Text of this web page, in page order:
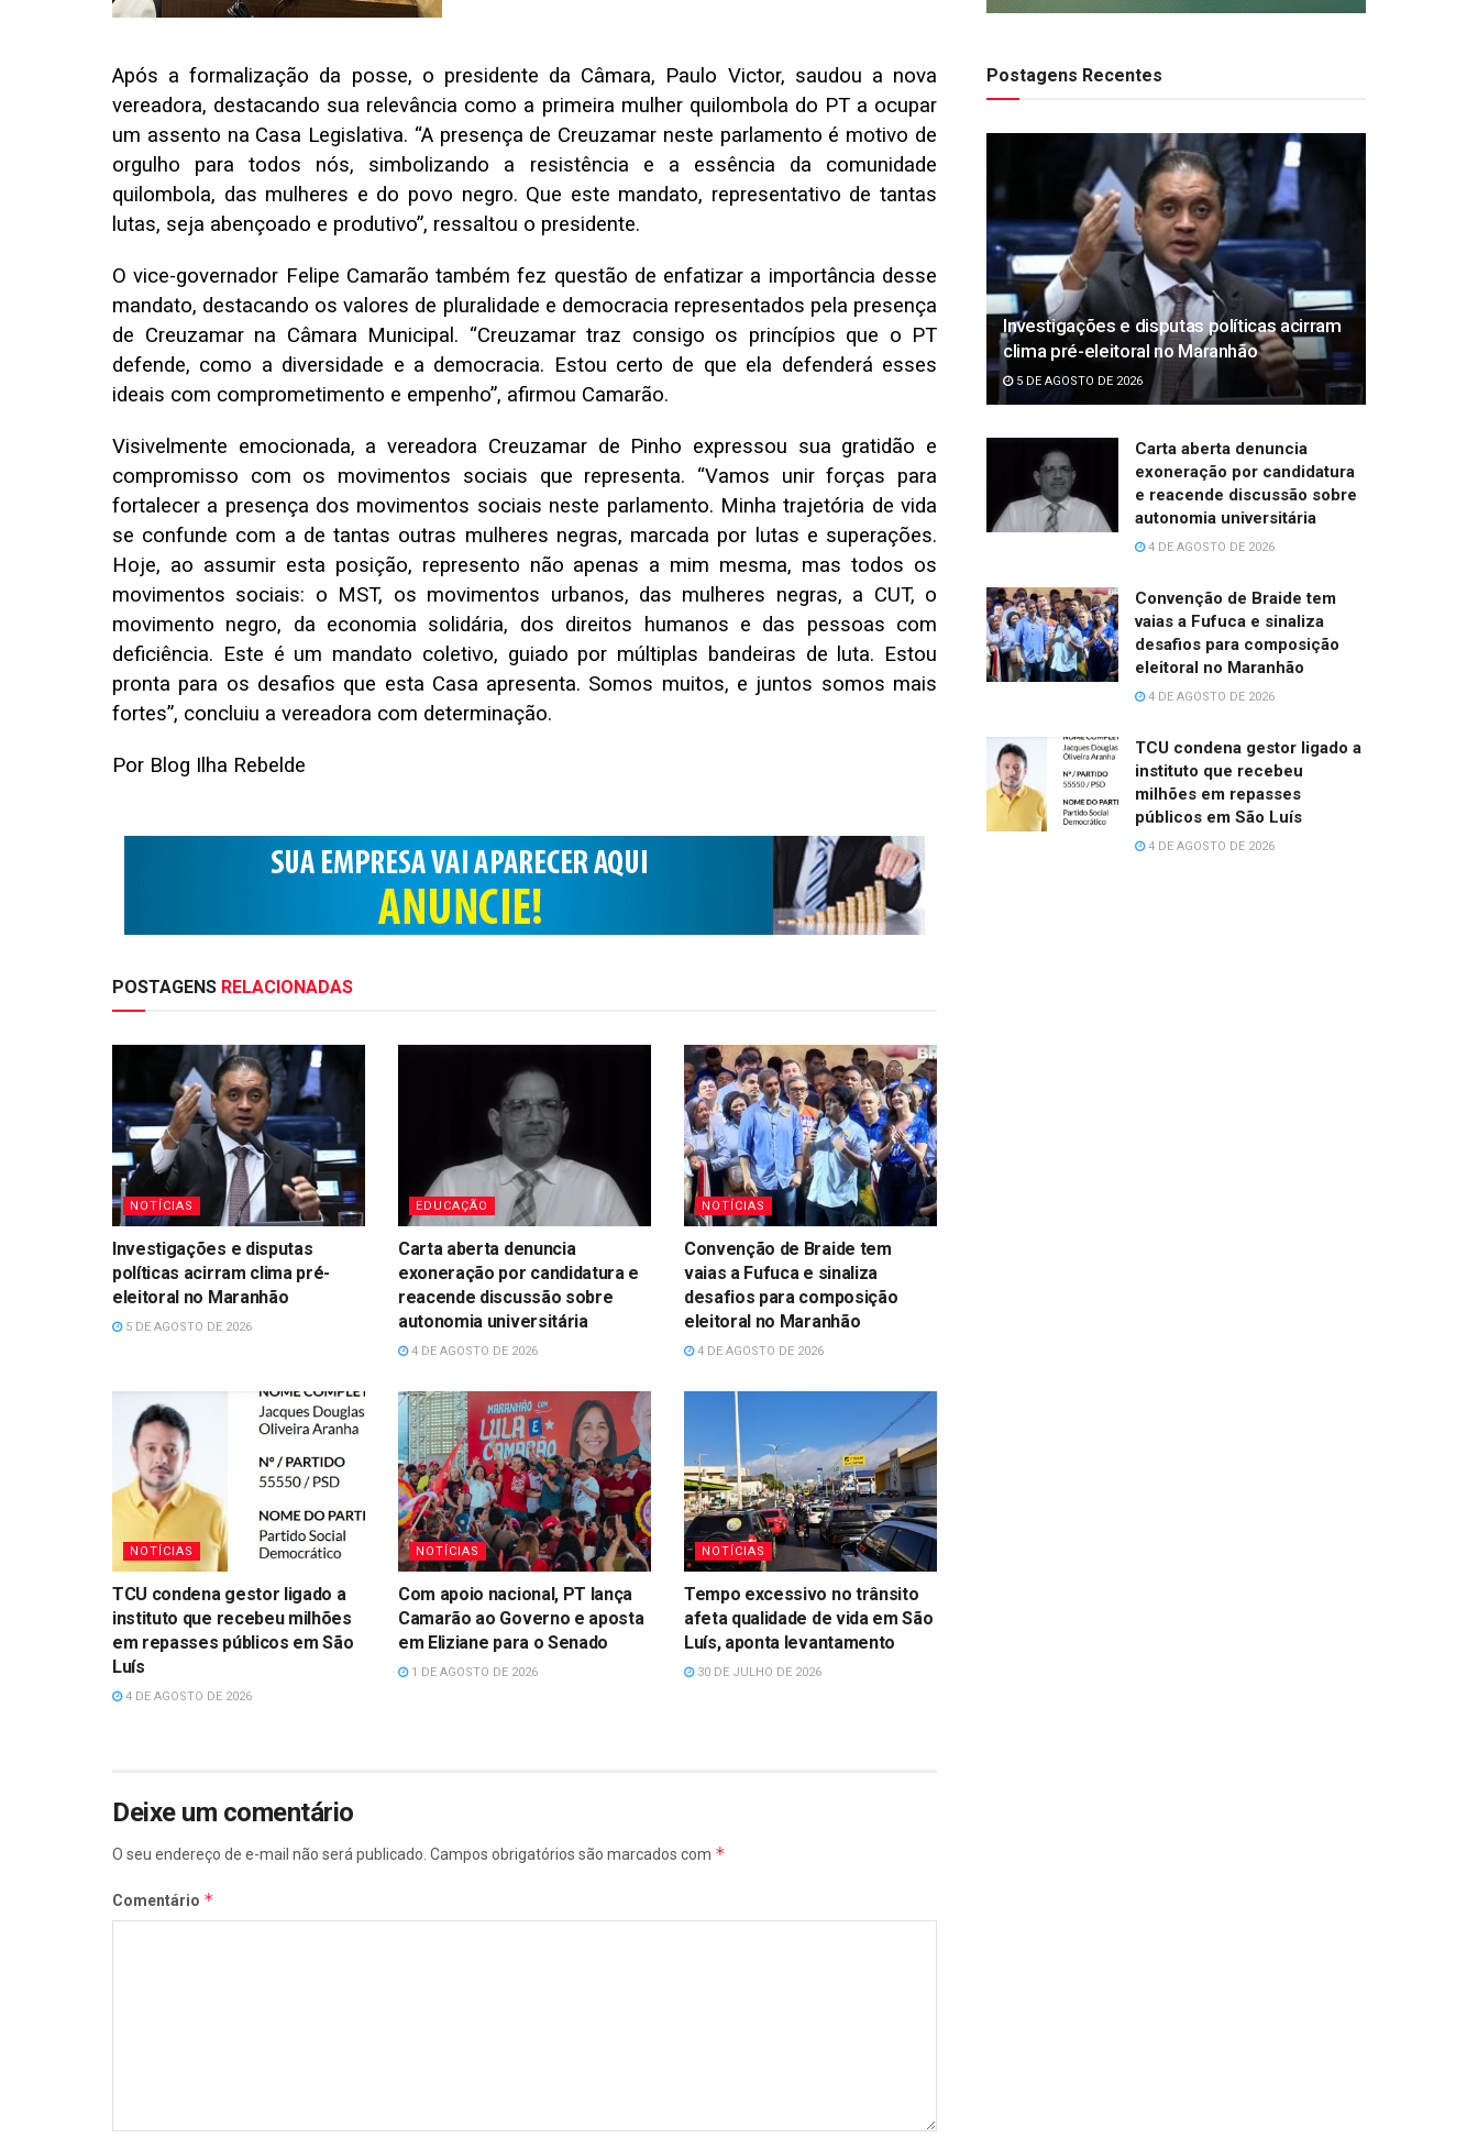
Após a formalização da posse, o presidente da Câmara, Paulo Victor, saudou a nova
vereadora, destacando sua relevância como a primeira mulher quilombola do PT a ocupar
um assento na Casa Legislativa. “A presença de Creuzamar neste parlamento é motivo de
orgulho para todos nós, simbolizando a resistência e a essência da comunidade
quilombola, das mulheres e do povo negro. Que este mandato, representativo de tantas
lutas, seja abençoado e produtivo”, ressaltou o presidente.
O vice-governador Felipe Camarão também fez questão de enfatizar a importância desse
mandato, destacando os valores de pluralidade e democracia representados pela presença
de Creuzamar na Câmara Municipal. “Creuzamar traz consigo os princípios que o PT
defende, como a diversidade e a democracia. Estou certo de que ela defenderá esses
ideais com comprometimento e empenho”, afirmou Camarão.
Visivelmente emocionada, a vereadora Creuzamar de Pinho expressou sua gratidão e
compromisso com os movimentos sociais que representa. “Vamos unir forças para
fortalecer a presença dos movimentos sociais neste parlamento. Minha trajetória de vida
se confunde com a de tantas outras mulheres negras, marcada por lutas e superações.
Hoje, ao assumir esta posição, represento não apenas a mim mesma, mas todos os
movimentos sociais: o MST, os movimentos urbanos, das mulheres negras, a CUT, o
movimento negro, da economia solidária, dos direitos humanos e das pessoas com
deficiência. Este é um mandato coletivo, guiado por múltiplas bandeiras de luta. Estou
pronta para os desafios que esta Casa apresenta. Somos muitos, e juntos somos mais
fortes”, concluiu a vereadora com determinação.
Por Blog Ilha Rebelde
POSTAGENS RELACIONADAS
NOTÍCIAS
Investigações e disputas
políticas acirram clima pré-
eleitoral no Maranhão
5 DE AGOSTO DE 2026
EDUCAÇÃO
Carta aberta denuncia
exoneração por candidatura e
reacende discussão sobre
autonomia universitária
4 DE AGOSTO DE 2026
NOTÍCIAS
Convenção de Braide tem
vaias a Fufuca e sinaliza
desafios para composição
eleitoral no Maranhão
4 DE AGOSTO DE 2026
NOTÍCIAS
TCU condena gestor ligado a
instituto que recebeu milhões
em repasses públicos em São
Luís
4 DE AGOSTO DE 2026
NOTÍCIAS
Com apoio nacional, PT lança
Camarão ao Governo e aposta
em Eliziane para o Senado
1 DE AGOSTO DE 2026
NOTÍCIAS
Tempo excessivo no trânsito
afeta qualidade de vida em São
Luís, aponta levantamento
30 DE JULHO DE 2026
Deixe um comentário
O seu endereço de e-mail não será publicado. Campos obrigatórios são marcados com *
Comentário *
Postagens Recentes
Investigações e disputas políticas acirram
clima pré-eleitoral no Maranhão
5 DE AGOSTO DE 2026
Carta aberta denuncia
exoneração por candidatura
e reacende discussão sobre
autonomia universitária
4 DE AGOSTO DE 2026
Convenção de Braide tem
vaias a Fufuca e sinaliza
desafios para composição
eleitoral no Maranhão
4 DE AGOSTO DE 2026
TCU condena gestor ligado a
instituto que recebeu
milhões em repasses
públicos em São Luís
4 DE AGOSTO DE 2026